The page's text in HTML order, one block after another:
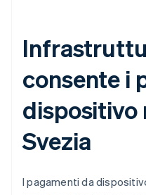
consente i
dispositivo
Svezia
I pagamenti da